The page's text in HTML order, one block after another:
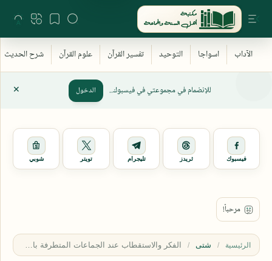
للإنضمام في مجموعتي في فيسبوك.. الدخول
فيسبوك ثريدز تليجرام تويتر شوبي
الرئيسية شتى